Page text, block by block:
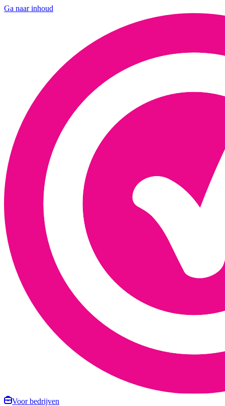
Ga naar inhoud
Voor bedrijven